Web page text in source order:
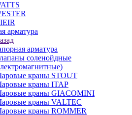
арматура
арматура
соленойдные
краны STOUT
краны ITAP
краны GIACOMINI
краны VALTEC
краны ROMMER